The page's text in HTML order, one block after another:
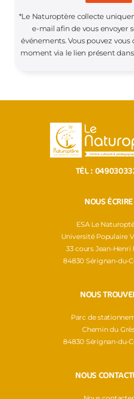
événements. Vous pouvez
moment via le lien présent dans
TÉL :
ESA Le
33 cours Jean-Henri
84830 Sérignan-du-
Parc de
84830 Sérignan-du-
Nous contacter